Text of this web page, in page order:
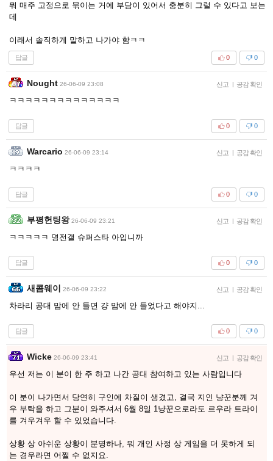
뭐 매주 고정으로 묶이는 거에 부담이 있어서 충분히 그럴 수 있다고 보는
데
이래서 솔직하게 말하고 나가야 함ㅋㅋ
답글 0
0
Nought 26-06-09 23:08 신고 | 공감 확인
ㅋㅋㅋㅋㅋㅋㅋㅋㅋㅋㅋㅋㅋㅋ
답글 0
0
Warcario 26-06-09 23:14 신고 | 공감 확인
ㅋㅋㅋㅋ
답글 0
0
부평헌팅왕 26-06-09 23:21 신고 | 공감 확인
ㅋㅋㅋㅋㅋ 명전갤 슈퍼스타 아입니까
답글 0
0
새콤웨이 26-06-09 23:22 신고 | 공감 확인
차라리 공대 맘에 안 들면 걍 맘에 안 들었다고 해야지...
답글 0
0
Wicke 26-06-09 23:41 신고 | 공감 확인
우선 저는 이 분이 한 주 하고 나간 공대 참여하고 있는 사람입니다
이 분이 나가면서 당연히 구인에 차질이 생겼고, 결국 지인 냥꾼분께 겨
우 부탁을 하고 그분이 와주셔서 6월 8일 1냥꾼으로라도 르우라 트라이
를 겨우겨우 할 수 있었습니다.
상황 상 아쉬운 상황이 분명하나, 뭐 개인 사정 상 게임을 더 못하게 되
는 경우라면 어쩔 수 없지요.